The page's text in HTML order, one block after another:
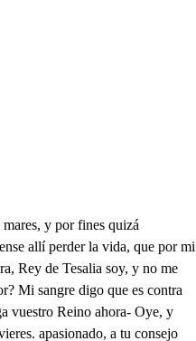
ocasión saliese de la prisión el cosario a quien servías, conmigo has de estar, Piquete; La mano a besar me da que Píquete ya no está para servir de grumete. En mi serdicio te quiero diste el papel al soldado? Sí, señor, ya le habrádado a Bolardo el jardinero de Palacio. Bien está. De una carroza se apean dos, y al parocer desean hablarte. . Ya le verá? El Almirante es el uno, Y el otro? No sé quién es. Dos llegan, y somos tres, pero ya no soy ninguno, Cuando podré pagar a Vuecelencia tantas honras? No, Febo, en la presencia del Príncipe de Tebas, a quien vengo acompañando, y por mi amparo tengo; que me tratéis os pido con llaneza. Deme a besar su mano Vuestra Alteza. Dejad esos extremos, Febo, y las ceremorias excusemos, que no son de importancia, y no quisiera que un instante de tiempo se perdiera. En efeto pedís de un vil pirata la libertad, cuando las paces trata con vuestro Rey el de Tesalia, y hallo, que ni sois buen vasallo, ni General valiente, pues hoy veo que tenéis una infamia por trofeo, y quien tales acciones apetece, su nombre, y sus victorias oscurece. Las armas auxiflares, aunque sean de un Arabe cosaio, si se